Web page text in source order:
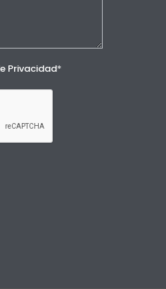
Privacidad*